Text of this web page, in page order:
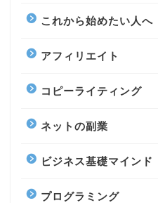
これから始めたい人へ
アフィリエイト
コピーライティング
ネットの副業
ビジネス基礎マインド
プログラミング